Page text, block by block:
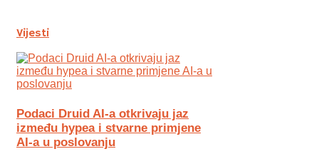
Vijesti
Podaci Druid AI-a otkrivaju jaz
između hypea i stvarne primjene
AI-a u poslovanju